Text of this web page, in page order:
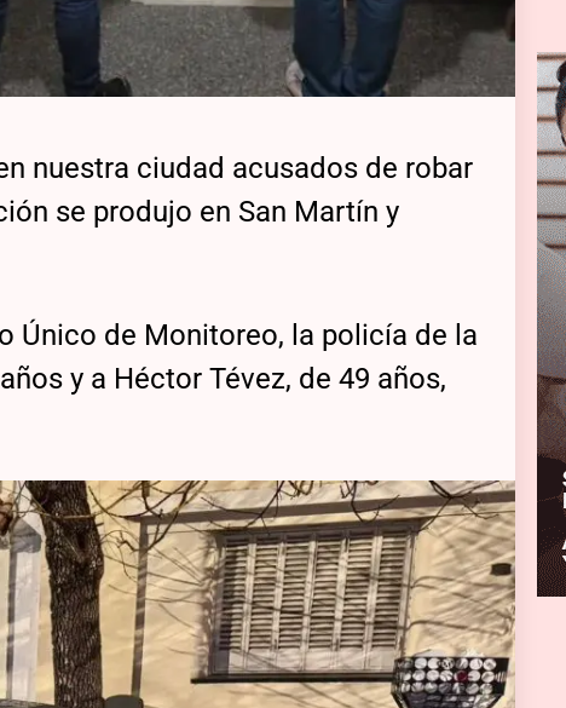
nuestra ciudad acusados de robar
se produjo en San Martín y
Único de Monitoreo, la policía de la
y a Héctor Tévez, de 49 años,